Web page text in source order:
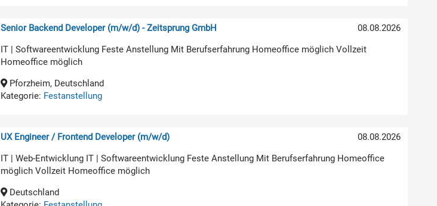
08.08.2026
Senior Backend Developer (m/w/d) - Zeitsprung GmbH
IT | Softwareentwicklung Feste Anstellung Mit Berufserfahrung Homeoffice möglich Vollzeit
Homeoffice möglich
Pforzheim, Deutschland
Kategorie: Festanstellung
08.08.2026
UX Engineer / Frontend Developer (m/w/d)
IT | Web-Entwicklung IT | Softwareentwicklung Feste Anstellung Mit Berufserfahrung Homeoffice
möglich Vollzeit Homeoffice möglich
Deutschland